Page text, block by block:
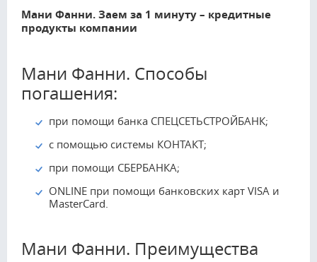
Мани Фанни. Заем за 1 минуту – кредитные
продукты компании
Мани Фанни. Способы
погашения:
при помощи банка СПЕЦСЕТЬСТРОЙБАНК;
с помощью системы КОНТАКТ;
при помощи СБЕРБАНКА;
ONLINE при помощи банковских карт VISA и
MasterCard.
Мани Фанни. Преимущества